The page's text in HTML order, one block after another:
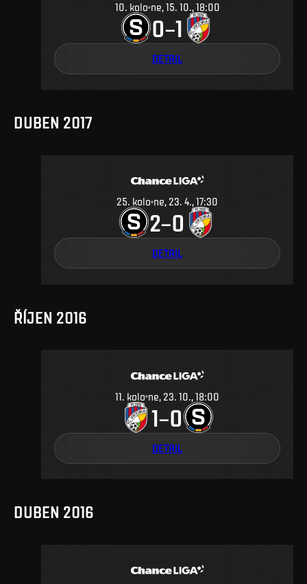
10. kolo ne, 15. 10., 18:00
0–1
DETAIL
DUBEN 2017
25. kolo ne, 23. 4., 17:30
2–0
DETAIL
ŘÍJEN 2016
11. kolo ne, 23. 10., 18:00
1–0
DETAIL
DUBEN 2016